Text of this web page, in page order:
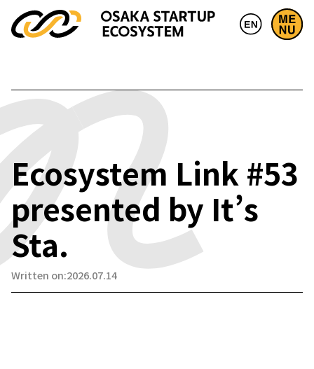
Ecosystem Link #53
presented by It’s
Sta.
Written on:2026.07.14